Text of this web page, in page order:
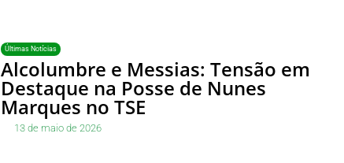
Últimas Notícias
Alcolumbre e Messias: Tensão em
Destaque na Posse de Nunes
Marques no TSE
13 de maio de 2026